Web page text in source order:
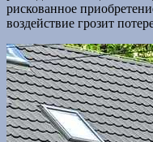
рискованное
воздействие грозит